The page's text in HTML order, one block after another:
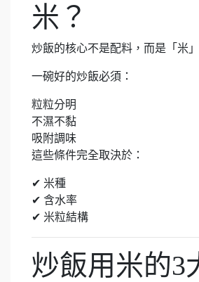
米？
炒飯的核心不是配料，而是「米」
一碗好的炒飯必須：
粒粒分明
不濕不黏
吸附調味
這些條件完全取決於：
✔ 米種
✔ 含水率
✔ 米粒結構
炒飯用米的3